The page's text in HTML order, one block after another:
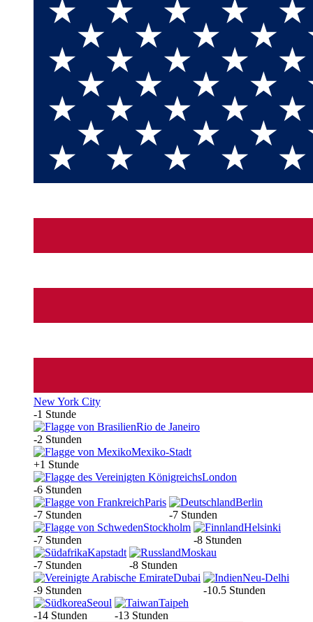
New York City
-1 Stunde
Rio de Janeiro
-2 Stunden
Mexiko-Stadt
+1 Stunde
London
-6 Stunden
Paris
-7 Stunden
Berlin
-7 Stunden
Stockholm
-7 Stunden
Helsinki
-8 Stunden
Kapstadt
-7 Stunden
Moskau
-8 Stunden
Dubai
-9 Stunden
Neu-Delhi
-10.5 Stunden
Seoul
-14 Stunden
Taipeh
-13 Stunden